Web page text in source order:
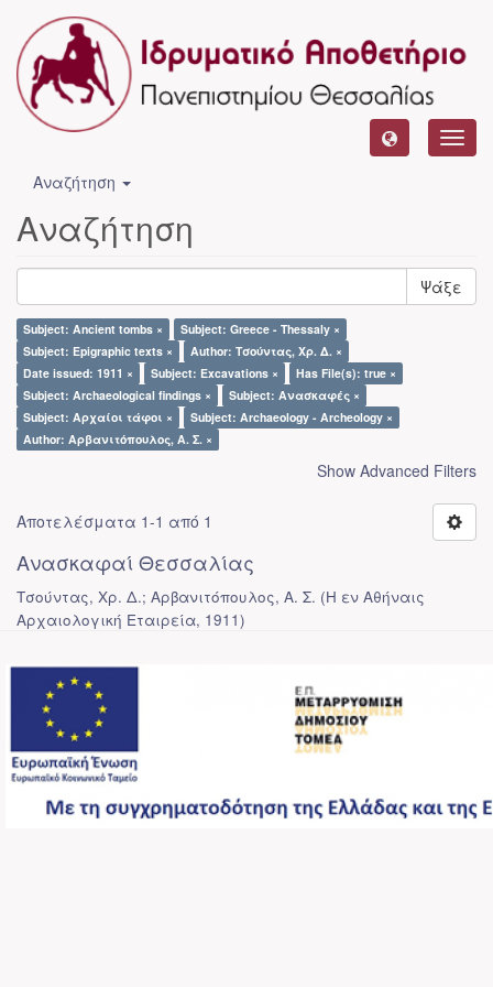
Αναζήτηση
Αναζήτηση
Ψάξε
Subject: Ancient tombs ×
Subject: Greece - Thessaly ×
Subject: Epigraphic texts ×
Author: Τσούντας, Χρ. Δ. ×
Date issued: 1911 ×
Subject: Excavations ×
Has File(s): true ×
Subject: Archaeological findings ×
Subject: Ανασκαφές ×
Subject: Αρχαίοι τάφοι ×
Subject: Archaeology - Archeology ×
Author: Αρβανιτόπουλος, Α. Σ. ×
Show Advanced Filters
Αποτελέσματα 1-1 από 1
Ανασκαφαί Θεσσαλίας
Τσούντας, Χρ. Δ.; Αρβανιτόπουλος, Α. Σ. (Η εν Αθήναις
Αρχαιολογική Εταιρεία, 1911)